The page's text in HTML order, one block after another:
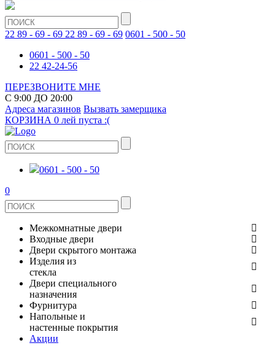
22 89 - 69 - 69 22 89 - 69 - 69 0601 - 500 - 50
0601 - 500 - 50
22 42-24-56
ПЕРЕЗВОНИТЕ МНЕ
С 9:00 ДО 20:00
Адреса магазинов Вызвать замерщика
КОРЗИНА 0 лей пуста :(
0601 - 500 - 50
0
Межкомнатные двери
ШПОНИРОВАНЫЕ
ЭКОШПОН
ЭМАЛЬ
ИЗ МАССИВА СОСНЫ
Входные двери
МЕТАЛЛИЧЕСКИЕ ДВЕРИ
В КВАРТИРУ
ДЛЯ ДОМА
Двери скрытого монтажа
СТЕКЛЯННЫЕ
ЗЕРКАЛЬНЫЕ
КЕРАМОГРАНИТ
Изделия из
стекла
ДВЕРИ
ДУШЕВЫЕ КАБИНЫ И ПЕРЕГОРОДКИ
Двери специального
назначения
ПРОТИВОПОЖАРНЫЕ
Фурнитура
ДВЕРНЫЕ РУЧКИ
Напольные и
настенные покрытия
Акции